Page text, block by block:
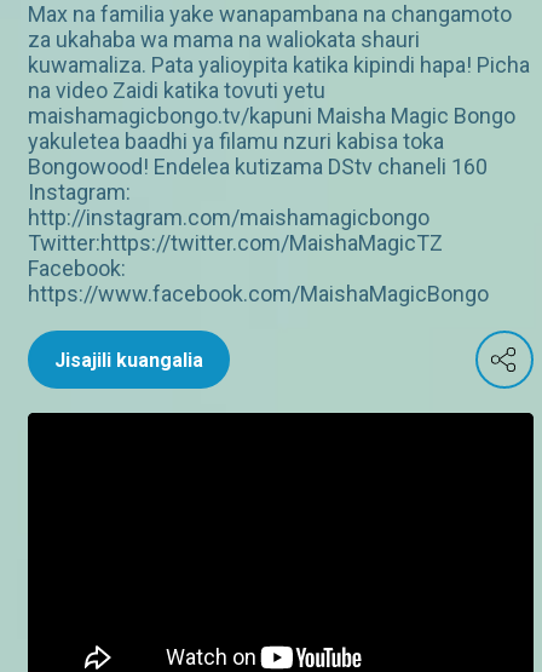
Max na familia yake wanapambana na changamoto
za ukahaba wa mama na waliokata shauri
kuwamaliza. Pata yalioypita katika kipindi hapa! Picha
na video Zaidi katika tovuti yetu
maishamagicbongo.tv/kapuni Maisha Magic Bongo
yakuletea baadhi ya filamu nzuri kabisa toka
Bongowood! Endelea kutizama DStv chaneli 160
Instagram:
http://instagram.com/maishamagicbongo
Twitter:https://twitter.com/MaishaMagicTZ
Facebook:
https://www.facebook.com/MaishaMagicBongo
Jisajili kuangalia